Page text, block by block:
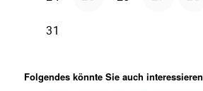
Folgendes könnte Sie auch interessieren